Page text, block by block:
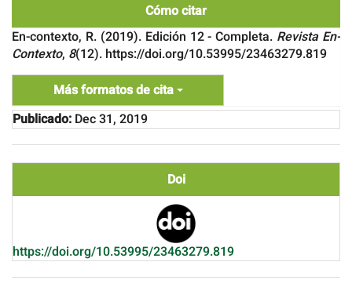
Cómo citar
En-contexto, R. (2019). Edición 12 - Completa. Revista En-
Contexto, 8(12). https://doi.org/10.53995/23463279.819
Más formatos de cita
Publicado: Dec 31, 2019
Doi
https://doi.org/10.53995/23463279.819